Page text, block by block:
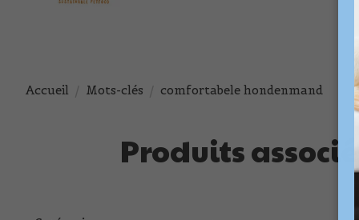
Accueil Mots-clés comfortabele hondenmand
Produits